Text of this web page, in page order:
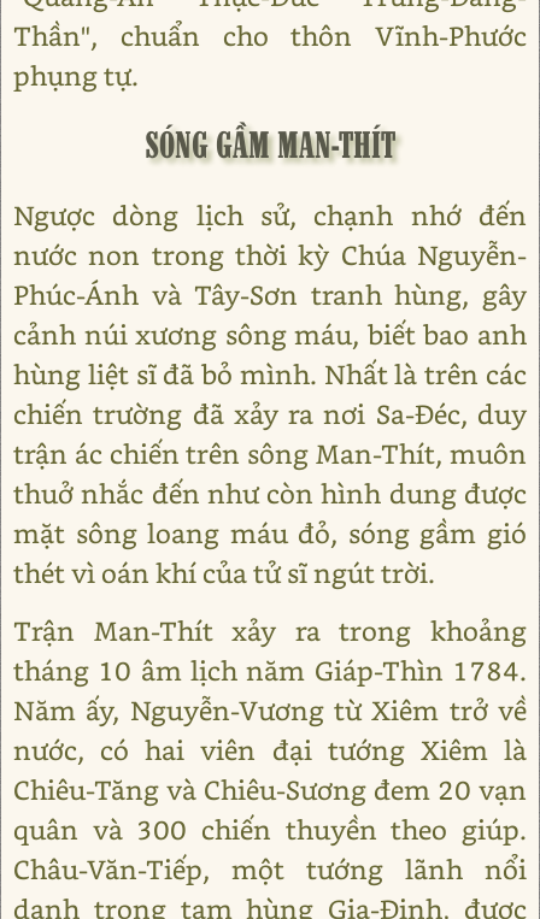
Thần", chuẩn cho thôn Vĩnh-Phước
phụng tự.
SÓNG GẦM MAN-THÍT
Ngược dòng lịch sử, chạnh nhớ đến
nước non trong thời kỳ Chúa Nguyễn-
Phúc-Ánh và Tây-Sơn tranh hùng, gây
cảnh núi xương sông máu, biết bao anh
hùng liệt sĩ đã bỏ mình. Nhất là trên các
chiến trường đã xảy ra nơi Sa-Đéc, duy
trận ác chiến trên sông Man-Thít, muôn
thuở nhắc đến như còn hình dung được
mặt sông loang máu đỏ, sóng gầm gió
thét vì oán khí của tử sĩ ngút trời.
Trận Man-Thít xảy ra trong khoảng
tháng 10 âm lịch năm Giáp-Thìn 1784.
Năm ấy, Nguyễn-Vương từ Xiêm trở về
nước, có hai viên đại tướng Xiêm là
Chiêu-Tăng và Chiêu-Sương đem 20 vạn
quân và 300 chiến thuyền theo giúp.
Châu-Văn-Tiếp, một tướng lãnh nổi
danh trong tam hùng Gia-Định, được